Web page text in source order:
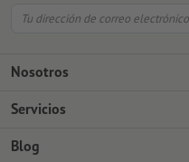
Nosotros
Empresa
Servicios
Formas de pago
Blog